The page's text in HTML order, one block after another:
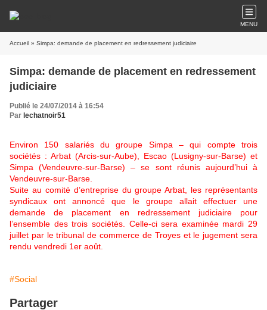
MENU
Accueil » Simpa: demande de placement en redressement judiciaire
Simpa: demande de placement en redressement
judiciaire
Publié le 24/07/2014 à 16:54
Par lechatnoir51
Environ 150 salariés du groupe Simpa – qui compte trois
sociétés : Arbat (Arcis-sur-Aube), Escao (Lusigny-sur-Barse) et
Simpa (Vendeuvre-sur-Barse) – se sont réunis aujourd’hui à
Vendeuvre-sur-Barse.
Suite au comité d’entreprise du groupe Arbat, les représentants
syndicaux ont annoncé que le groupe allait effectuer une
demande de placement en redressement judiciaire pour
l’ensemble des trois sociétés. Celle-ci sera examinée mardi 29
juillet par le tribunal de commerce de Troyes et le jugement sera
rendu vendredi 1er août.
#Social
Partager